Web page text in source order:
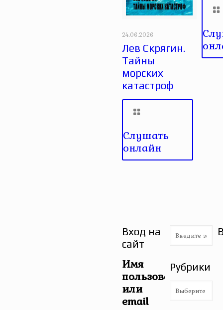
24.06.2026
Лев Скрягин.
Тайны
морских
катастроф
Слушать
онлайн
Вход на
сайт
Имя
пользователя
или
email
Рубрики
Рубрики